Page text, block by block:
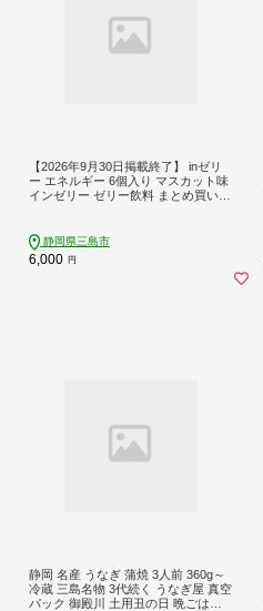
【2026年9月30日掲載終了】 inゼリ
ー エネルギー 6個入り マスカット味
インゼリー ゼリー飲料 まとめ買い
小腹 非常食 手軽 常温 スポーツ飲料
エナジーゼリー 三島市 静岡
静岡県三島市
6,000 円
静岡 名産 うなぎ 蒲焼 3人前 360g～
冷蔵 三島名物 3代続く うなぎ屋 真空
パック 御殿川 土用丑の日 晩ごはん